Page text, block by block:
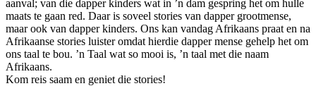
aanval; van die dapper kinders wat in ’n dam gespring het om hulle
maats te gaan red. Daar is soveel stories van dapper grootmense,
maar ook van dapper kinders. Ons kan vandag Afrikaans praat en na
Afrikaanse stories luister omdat hierdie dapper mense gehelp het om
ons taal te bou. ’n Taal wat so mooi is, ’n taal met die naam
Afrikaans.
Kom reis saam en geniet die stories!